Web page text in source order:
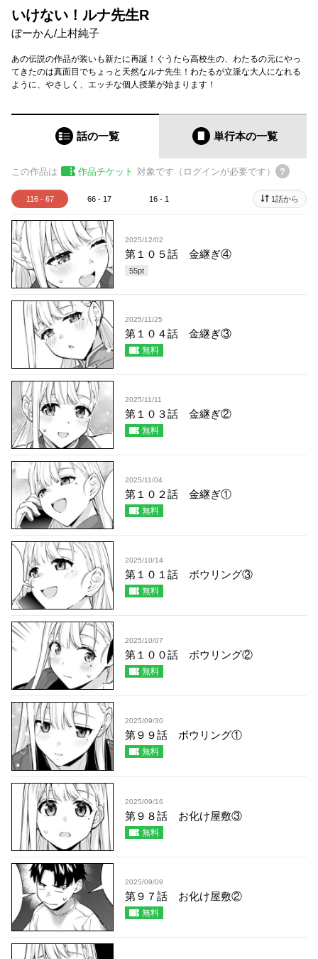
いけない！ルナ先生R
ぼーかん/ 上村純子
あの伝説の作品が装いも新たに再誕！ぐうたら高校生の、わたるの元にやっ
てきたのは真面目でちょっと天然なルナ先生！わたるが立派な大人になれる
ように、やさしく、エッチな個人授業が始まります！
話の一覧 単行本の一覧
この作品は 作品チケット 対象です（ログインが必要です）
116 - 67 66 - 17 16 - 1 1話から
2025/12/02
第１０５話 金継ぎ④
55pt
2025/11/25
第１０４話 金継ぎ③
無料
2025/11/11
第１０３話 金継ぎ②
無料
2025/11/04
第１０２話 金継ぎ①
無料
2025/10/14
第１０１話 ボウリング③
無料
2025/10/07
第１００話 ボウリング②
無料
2025/09/30
第９９話 ボウリング①
無料
2025/09/16
第９８話 お化け屋敷③
無料
2025/09/09
第９７話 お化け屋敷②
無料